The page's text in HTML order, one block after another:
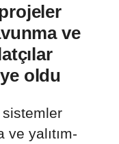
ve
oldu
sistemler
yalıtım-